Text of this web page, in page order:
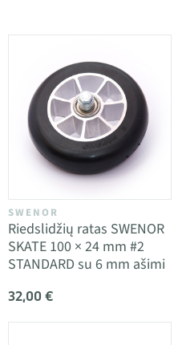
SWENOR
Riedslidžių ratas SWENOR
SKATE 100 × 24 mm #2
STANDARD su 6 mm ašimi
32,00 €